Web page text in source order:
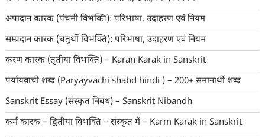
अपादान कारक (पंचमी विभक्ति): परिभाषा, उदाहरण एवं नियम
सम्प्रदान कारक (चतुर्थी विभक्ति): परिभाषा, उदाहरण एवं नियम
करण कारक (तृतीया विभक्ति) – Karan Karak in Sanskrit
पर्यायवाची शब्द (Paryayvachi shabd hindi ) – 200+ समानार्थी शब्द
Sanskrit Essay (संस्कृत निबंध) – Sanskrit Nibandh
कर्म कारक – द्वितीया विभक्ति – संस्कृत में – Karm Karak in Sanskrit